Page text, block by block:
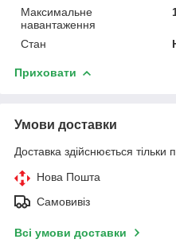
Максимальне
навантаження
Стан
Приховати
Умови доставки
Доставка здійснюється тільки
Нова Пошта
Самовивіз
Всі умови доставки